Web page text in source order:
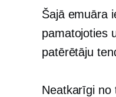
Šajā emuāra
pamatojoties
patērētāju
Neatkarīgi no